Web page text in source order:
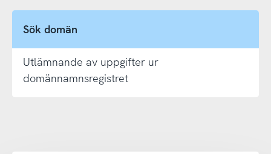
Sök domän
Utlämnande av uppgifter ur
domännamnsregistret